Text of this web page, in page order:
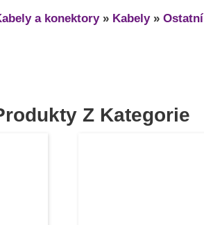
a konektory» Kabely» Ostatní
Z Kategorie